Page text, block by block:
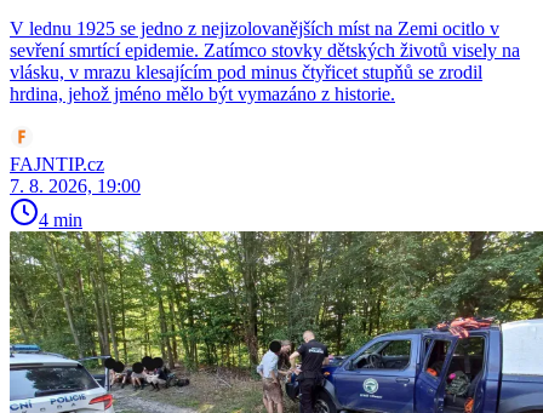
V lednu 1925 se jedno z nejizolovanějších míst na Zemi ocitlo v
sevření smrtící epidemie. Zatímco stovky dětských životů visely na
vlásku, v mrazu klesajícím pod minus čtyřicet stupňů se zrodil
hrdina, jehož jméno mělo být vymazáno z historie.
FAJNTIP.cz
7. 8. 2026, 19:00
4 min